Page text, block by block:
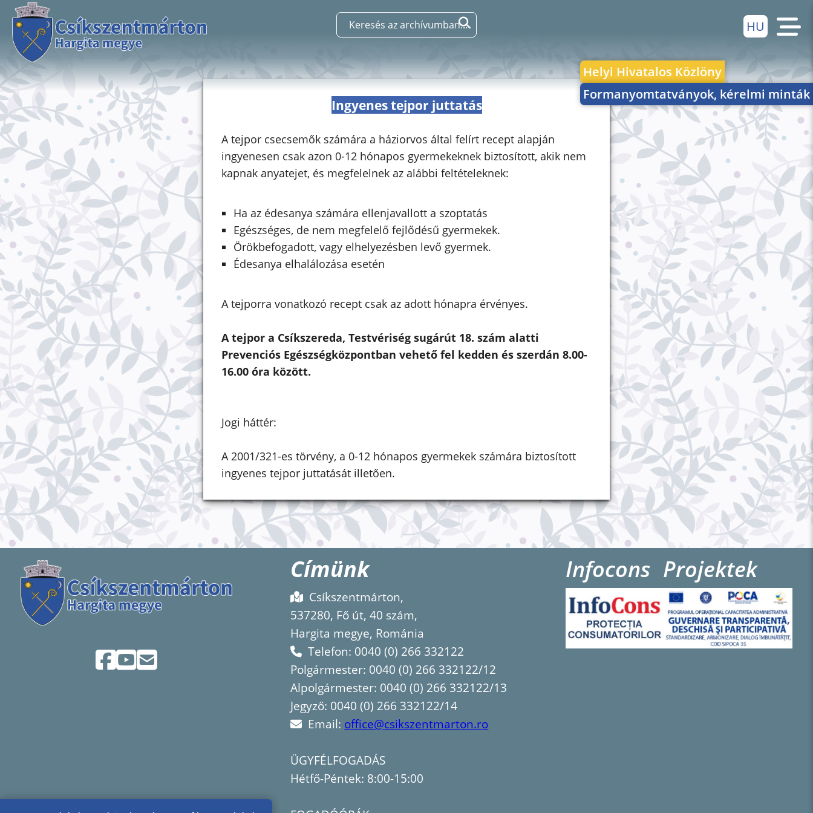
HU
Helyi Hivatalos Közlöny
Formanyomtatványok, kérelmi minták
Ingyenes tejpor juttatás
A tejpor csecsemők számára a háziorvos által felírt recept alapján
ingyenesen csak azon 0-12 hónapos gyermekeknek biztosított, akik nem
kapnak anyatejet, és megfelelnek az alábbi feltételeknek:
Ha az édesanya számára ellenjavallott a szoptatás
Egészséges, de nem megfelelő fejlődésű gyermekek.
Örökbefogadott, vagy elhelyezésben levő gyermek.
Édesanya elhalálozása esetén
A tejporra vonatkozó recept csak az adott hónapra érvényes.
A tejpor a Csíkszereda, Testvériség sugárút 18. szám alatti
Prevenciós Egészségközpontban vehető fel kedden és szerdán 8.00-
16.00 óra között.
Jogi háttér:
A 2001/321-es törvény, a 0-12 hónapos gyermekek számára biztosított
ingyenes tejpor juttatását illetően.
Címünk
Csíkszentmárton,
537280, Fő út, 40 szám,
Hargita megye, Románia
Telefon: 0040 (0) 266 332122
Polgármester: 0040 (0) 266 332122/12
Alpolgármester: 0040 (0) 266 332122/13
Jegyző: 0040 (0) 266 332122/14
Email: office@csikszentmarton.ro
ÜGYFÉLFOGADÁS
Hétfő-Péntek: 8:00-15:00
Infocons Projektek